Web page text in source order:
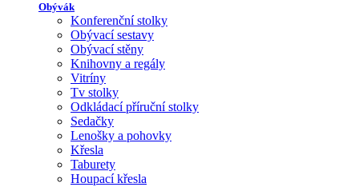
Obývák
Konferenční stolky
Obývací sestavy
Obývací stěny
Knihovny a regály
Vitríny
Tv stolky
Odkládací příruční stolky
Sedačky
Lenošky a pohovky
Křesla
Taburety
Houpací křesla